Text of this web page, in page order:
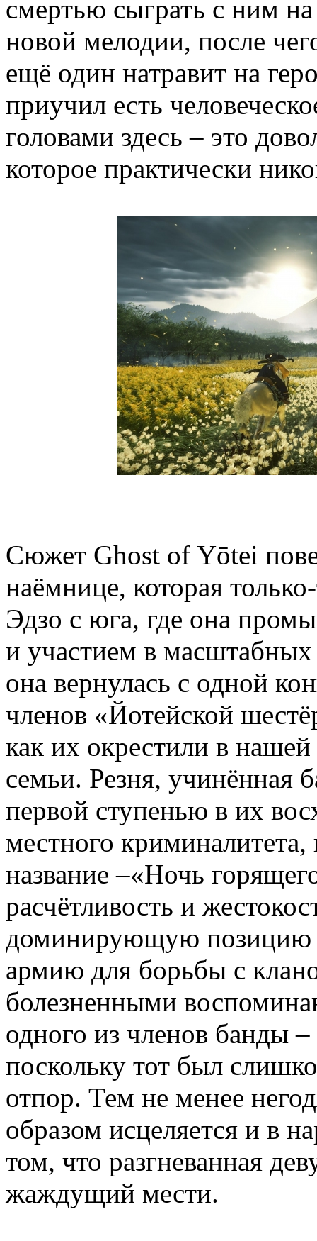
смертью сыграть с ним
новой мелодии, после
ещё один натравит на
приучил есть
головами здесь – это
которое практически
Сюжет Ghost of Yōtei
наёмнице, которая
Эдзо с юга, где она
и участием в
она вернулась с одной
членов «Йотейской
как их окрестили в
семьи. Резня, учинённая
первой ступенью в их
местного криминалитета,
название –«Ночь
расчётливость и
доминирующую позицию
армию для борьбы с
болезненными
одного из членов банды
поскольку тот был
отпор. Тем не менее
образом исцеляется и в
том, что разгневанная
жаждущий мести.